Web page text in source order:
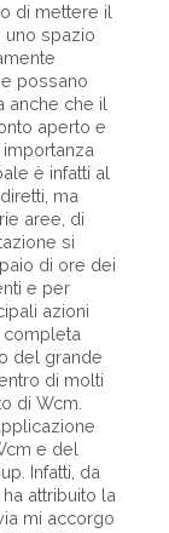
di mettere il
uno spazio
possano
anche che il
aperto e
è infatti al
ma
aree, di
si
di ore dei
e per
azioni
completa
del grande
di molti
di Wcm.
e del
Infatti, da
attribuito la
mi accorgo